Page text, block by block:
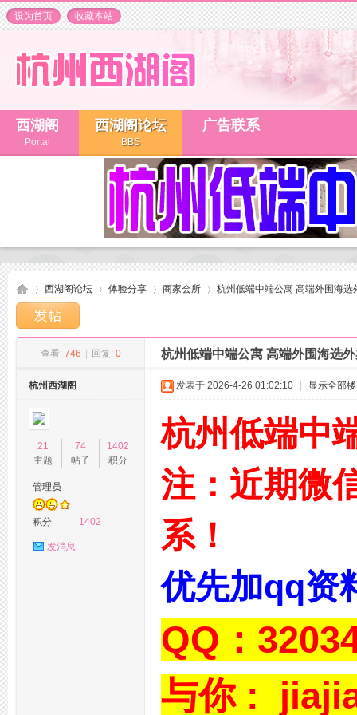
设为首页 收藏本站
西湖阁
Portal
西湖阁论坛
BBS
广告联系
西湖阁论坛
›
体验分享 商家会所
›
杭州低端中端公寓 高端外围海
查看: 746 回复: 0 杭州低端中端公寓 高端外围海选
杭州西湖阁
21
主题
74
帖子
1402
积分
管理员
积分 1402
发消息
发表于 2026-4-26 01:02:10 显示全部
杭州低端中
注：近期微
系！
优先加qq资
QQ：
与你 :